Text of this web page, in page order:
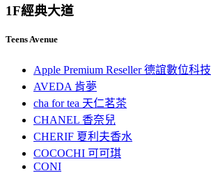
1F經典大道
Teens Avenue
Apple Premium Reseller 德誼數位科技
AVEDA 肯夢
cha for tea 天仁茗茶
CHANEL 香奈兒
CHERIF 夏利夫香水
COCOCHI 可可琪
CONI